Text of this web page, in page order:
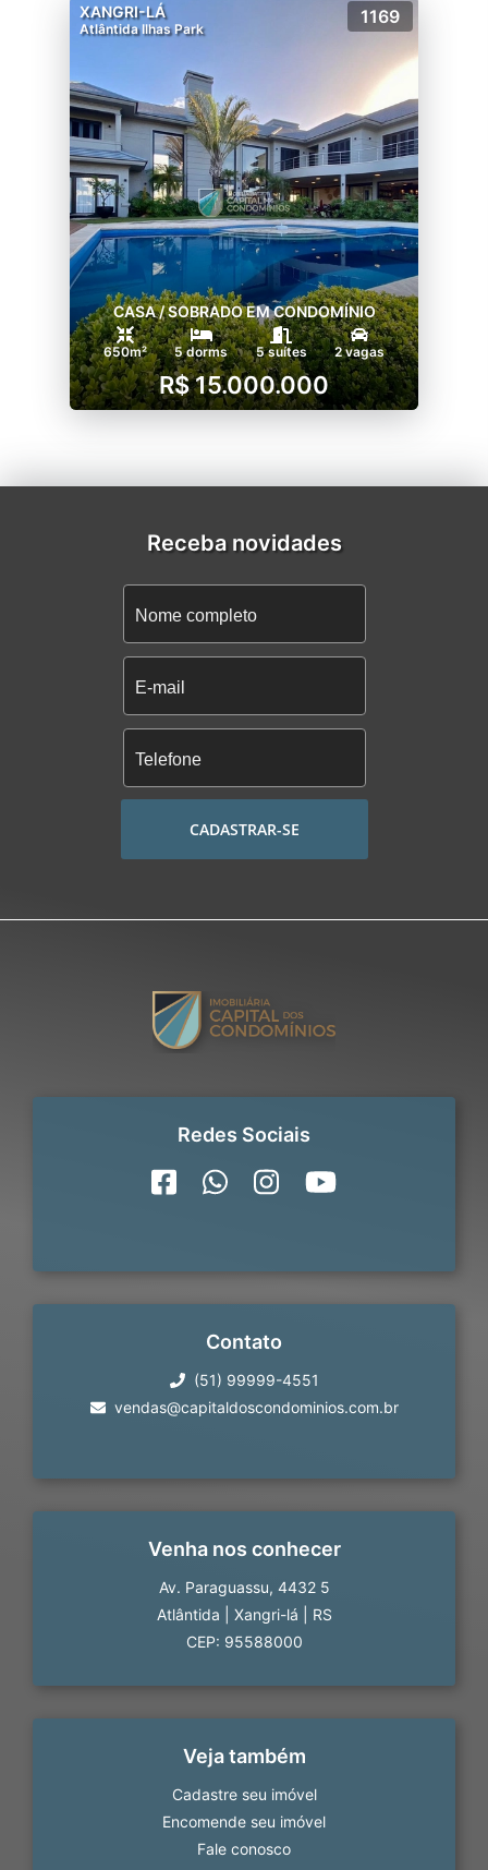
XANGRI-LÁ
Atlântida Ilhas Park
1169
CASA / SOBRADO EM CONDOMÍNIO
650m² 5 dorms 5 suítes 2 vagas
R$ 15.000.000
Receba novidades
CADASTRAR-SE
Redes Sociais
Contato
(51) 99999-4551
vendas@capitaldoscondominios.com.br
Venha nos conhecer
Av. Paraguassu, 4432 5
Atlântida
Xangri-lá
RS
CEP: 95588000
Veja também
Cadastre seu imóvel
Encomende seu imóvel
Fale conosco